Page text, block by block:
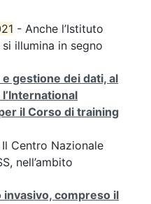
- Anche l’Istituto
illumina in segno
gestione dei dati, al
il Corso di training
Centro Nazionale
nell’ambito
compreso il